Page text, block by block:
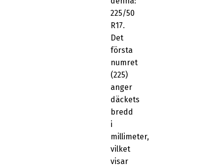
225/50
R17.
Det
första
numret
(225)
anger
däckets
bredd
i
millimeter,
vilket
visar